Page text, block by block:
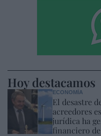
Hoy destacamos
ECONOMÍA
El desastre
acreedores
jurídica ha
financiero